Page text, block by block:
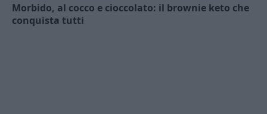
Morbido, al cocco e cioccolato: il brownie keto che
conquista tutti